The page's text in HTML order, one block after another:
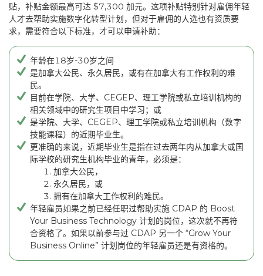
贴，补贴金额最高可达 $7,300 加元。这项补贴特别针对雇佣年轻
人才去帮助实施数字化转型计划，但对于雇佣的人选也有资质要
求，需要符合以下标准，才可以申请补助：
年龄在18岁-30岁之间
是加拿大公民、永久居民，或有在加拿大有工作权利的难
民。
目前在学院、大学、CEGEP、理工学院或私立培训机构的
相关领域中的研究生项目中学习；或
是学院、大学、CEGEP、理工学院或私立培训机构（数字
技能课程）的近期毕业生。
更准确的来说，近期毕业生是指在过去两年内从加拿大或国
际学校的研究生机构毕业的青年，必须是：
加拿大公民，
永久居民，或
拥有在加拿大工作权利的难民。
年轻雇员如果之前已经任职过帮助实施 CDAP 的 Boost
Your Business Technology 计划的岗位，这次就不再符
合资格了。如果以前参与过 CDAP 另一个 “Grow Your
Business Online” 计划岗位的年轻雇员还是有资格的。